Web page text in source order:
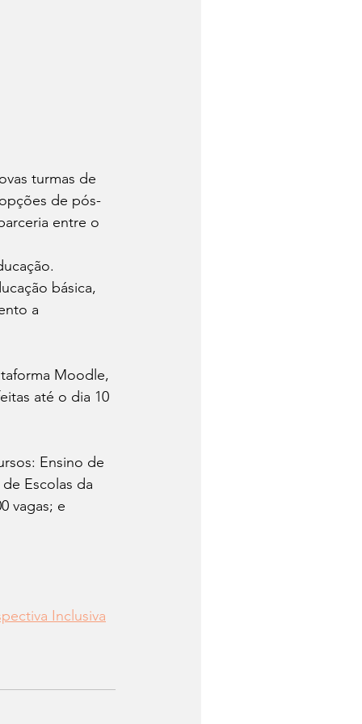
turmas de
de pós-
entre o
básica,
a
Moodle,
até o dia 10
Ensino de
Escolas da
vagas; e
Inclusiva